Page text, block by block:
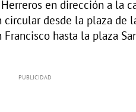
en dirección a la
circular desde la plaza de
hasta la plaza